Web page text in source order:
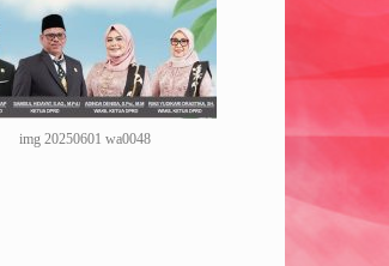
img 20250601 wa0048